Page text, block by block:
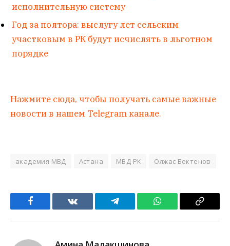
исполнительную систему
Год за полтора: выслугу лет сельским
участковым в РК будут исчислять в льготном
порядке
Нажмите сюда, чтобы получать самые важные
новости в нашем Telegram канале.
академия МВД Астана МВД РК Олжас Бектенов
Facebook VKontakteTelegram WhatsApp Copy